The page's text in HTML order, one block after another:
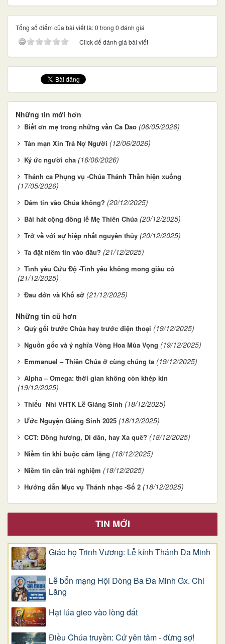
Tổng số điểm của bài viết là: 0 trong 0 đánh giá
Click để đánh giá bài viết
Những tin mới hơn
Biết ơn mẹ trong những vần Ca Dao (06/05/2026)
Tản mạn Xin Trả Nợ Người (12/06/2026)
Ký ức người cha (16/06/2026)
Thánh ca Phụng vụ -Chúa Thánh Thần hiện xuống
(17/05/2026)
Dám tin vào Chúa không? (20/12/2025)
Bài hát cộng đồng lễ Mẹ Thiên Chúa (20/12/2025)
Trở về với sự hiệp nhất nguyên thủy (20/12/2025)
Ta đặt niềm tin vào đâu? (21/12/2025)
Tình yêu Cứu Độ -Tình yêu không mong giàu có
(21/12/2025)
Đau đớn và Khổ sở (21/12/2025)
Những tin cũ hơn
Quỳ gối trước Chúa hay trước điện thoại (19/12/2025)
Nguồn gốc và ý nghĩa Vòng Hoa Mùa Vọng (19/12/2025)
Emmanuel – Thiên Chúa ở cùng chúng ta (19/12/2025)
Alpha – Omega: thời gian không còn khép kín
(19/12/2025)
Thiếu Nhi VHTK Lễ Giáng Sinh (18/12/2025)
Ước Nguyện Giáng Sinh 2025 (18/12/2025)
CCT: Đồng hương, Di dân, hay Xa quê? (18/12/2025)
Niềm tin khi buộc câm lặng (18/12/2025)
Niềm tin cần trải nghiệm (18/12/2025)
Hướng dẫn Mục vụ Thánh nhạc -Số 2 (18/12/2025)
TIN MỚI
Giáo họ Trinh Vương: Lễ kính Thánh Đa Minh
Lễ bổn mạng Hội Dòng Ba Đa Minh Gx. Chi
Lăng
Hạt lúa gieo vào lòng đất
Điều Chúa truyền: Cứ yên tâm - đừng sợ!